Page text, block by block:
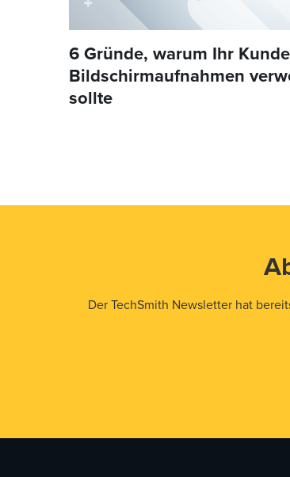
6 Gründe, warum Ihr
Bildschirmaufnahmen
sollte
Der TechSmith Newsletter hat